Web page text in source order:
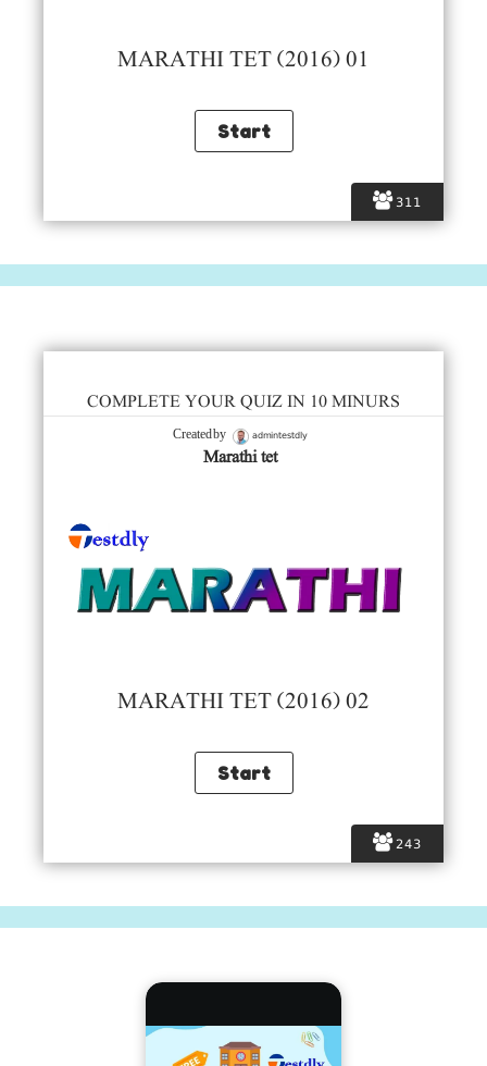
311
MARATHI TET (2016) 01
243
COMPLETE YOUR QUIZ IN 10 MINURS
Created by admintestdly
Marathi tet
MARATHI TET (2016) 02